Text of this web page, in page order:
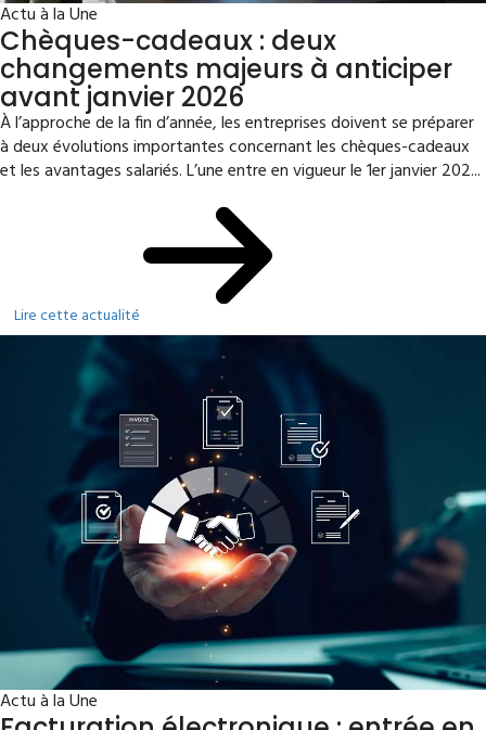
Actu à la Une
Chèques-cadeaux : deux
changements majeurs à anticiper
avant janvier 2026
À l’approche de la fin d’année, les entreprises doivent se préparer
à deux évolutions importantes concernant les chèques-cadeaux
et les avantages salariés. L’une entre en vigueur le 1er janvier 202...
Lire cette actualité
Actu à la Une